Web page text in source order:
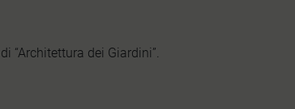
“Architettura dei Giardini”.